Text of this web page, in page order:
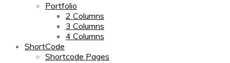
Portfolio
2 Columns
3 Columns
4 Columns
ShortCode
Shortcode Pages